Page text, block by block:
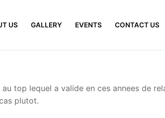
US GALLERY EVENTS CONTACT US
top lequel a valide en ces annees de
plutot.